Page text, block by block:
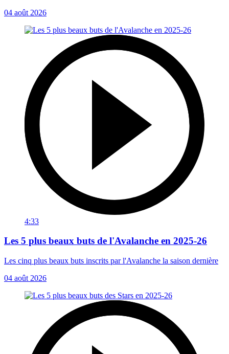
04 août 2026
4:33
Les 5 plus beaux buts de l'Avalanche en 2025-26
Les cinq plus beaux buts inscrits par l'Avalanche la saison dernière
04 août 2026